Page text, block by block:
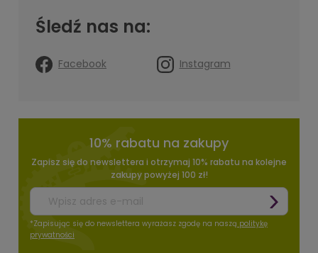
Śledź nas na:
Facebook Instagram
10% rabatu na zakupy
Zapisz się do newslettera i otrzymaj 10% rabatu na kolejne
zakupy powyżej 100 zł!
*Zapisując się do newslettera wyrażasz zgodę na naszą politykę
prywatności